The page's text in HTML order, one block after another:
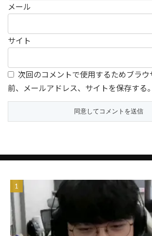
メール
サイト
次回のコメントで使用するためブラ
前、メールアドレス、サイトを保存する。